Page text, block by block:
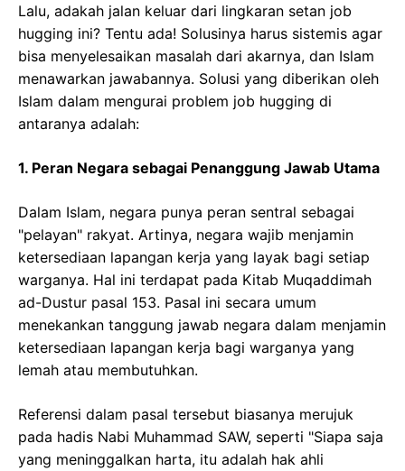
Lalu, adakah jalan keluar dari lingkaran setan job
hugging ini? Tentu ada! Solusinya harus sistemis agar
bisa menyelesaikan masalah dari akarnya, dan Islam
menawarkan jawabannya. Solusi yang diberikan oleh
Islam dalam mengurai problem job hugging di
antaranya adalah:
1. Peran Negara sebagai Penanggung Jawab Utama
Dalam Islam, negara punya peran sentral sebagai
"pelayan" rakyat. Artinya, negara wajib menjamin
ketersediaan lapangan kerja yang layak bagi setiap
warganya. Hal ini terdapat pada Kitab Muqaddimah
ad-Dustur pasal 153. Pasal ini secara umum
menekankan tanggung jawab negara dalam menjamin
ketersediaan lapangan kerja bagi warganya yang
lemah atau membutuhkan.
Referensi dalam pasal tersebut biasanya merujuk
pada hadis Nabi Muhammad SAW, seperti "Siapa saja
yang meninggalkan harta, itu adalah hak ahli